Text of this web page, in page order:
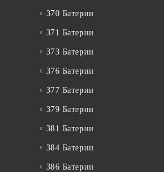
370 Батерии
371 Батерии
373 Батерии
376 Батерии
377 Батерии
379 Батерии
381 Батерии
384 Батерии
386 Батерии